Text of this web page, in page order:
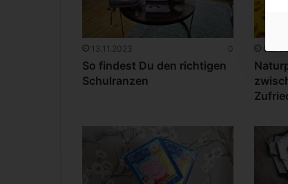
13.11.2023 0
So findest Du den richtigen
Schulranzen